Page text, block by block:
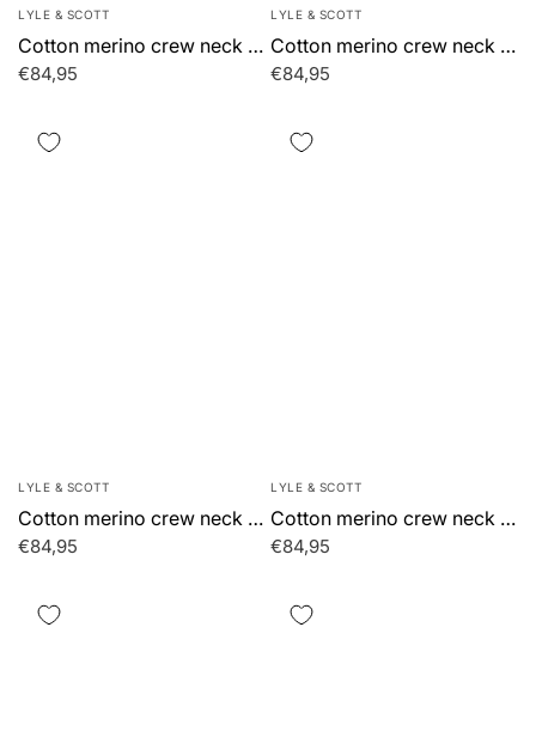
LYLE & SCOTT
Cotton merino crew neck jumper - charcoal marl
€84,95
LYLE & SCOTT
Cotton merino crew neck jumper - dark navy
€84,95
LYLE & SCOTT
Cotton merino crew neck jumper - jet black
€84,95
LYLE & SCOTT
Cotton merino crew neck jumper - cove
€84,95